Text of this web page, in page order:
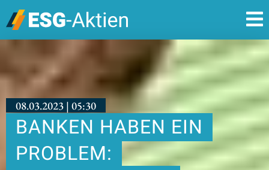
08.03.2023 | 05:30
BANKEN HABEN EIN
PROBLEM: